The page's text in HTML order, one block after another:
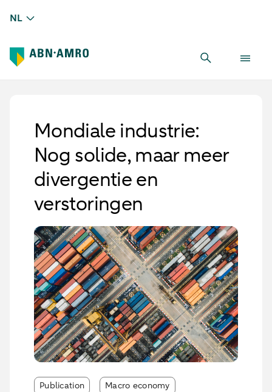
NL
Mondiale industrie:
Nog solide, maar meer
divergentie en
verstoringen
Publication Macro economy